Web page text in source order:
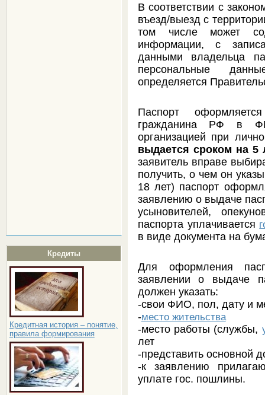
Кредиты
Кредитная история – понятие,
правила формирования
В соответствии с
въезд/выезд с
том числе может
информации, с
данными владельца
персональные
определяется
Паспорт
гражданина РФ в
организацией при
выдается сроком на 5
заявитель вправе
получить, о чем он
18 лет) паспорт
заявлению о выдаче
усыновителей,
паспорта уплачивается
в виде документа на
Для оформления
заявлении о выдаче
должен указать:
-свои ФИО, пол, дату и
-место жительства
-место работы (службы,
лет
-представить основной
-к заявлению
уплате гос. пошлины.